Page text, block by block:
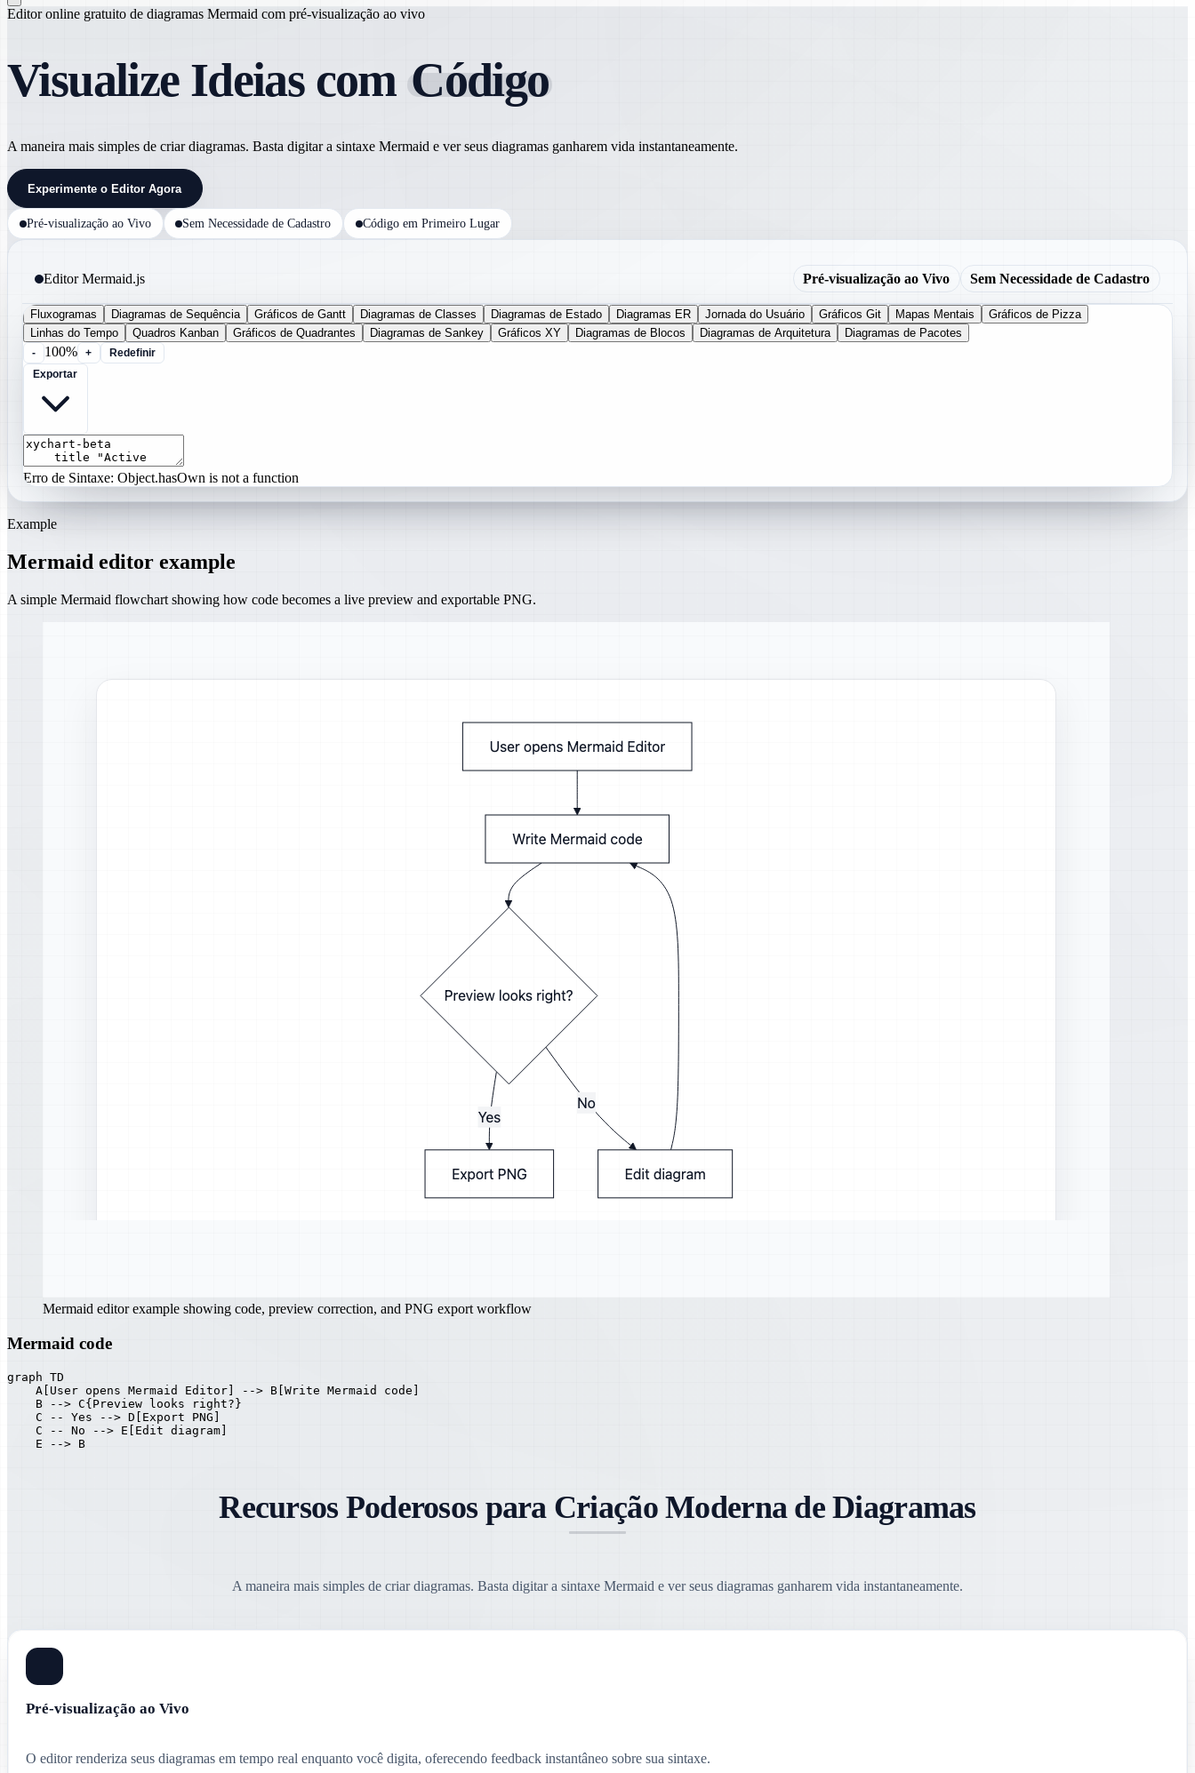
Editor online gratuito de diagramas Mermaid com pré-visualização ao vivo
Visualize Ideias com Código
A maneira mais simples de criar diagramas. Basta digitar a sintaxe Mermaid e ver seus diagramas ganharem vida instantaneamente.
Experimente o Editor Agora
Pré-visualização ao Vivo Sem Necessidade de Cadastro Código em Primeiro Lugar
Editor Mermaid.js Pré-visualização ao Vivo Sem Necessidade de Cadastro
Fluxogramas Diagramas de Sequência Gráficos de Gantt Diagramas de Classes Diagramas de Estado Diagramas ER Jornada do Usuário Gráficos Git Mapas Mentais
Gráficos de Pizza
Linhas do Tempo
Quadros Kanban Gráficos de Quadrantes Diagramas de Sankey Gráficos XY Diagramas de Blocos Diagramas de Arquitetura Diagramas de Pacotes
- 100% +
Redefinir
Erro de Sintaxe: Object.hasOwn is not a function
Example
Mermaid editor example
A simple Mermaid flowchart showing how code becomes a live preview and exportable PNG.
Mermaid editor example showing code, preview correction, and PNG export workflow
Mermaid code
graph TD
    A[User opens Mermaid Editor] --> B[Write Mermaid code]
    B --> C{Preview looks right?}
    C -- Yes --> D[Export PNG]
    C -- No --> E[Edit diagram]
    E --> B
Recursos Poderosos para Criação Moderna de Diagramas
A maneira mais simples de criar diagramas. Basta digitar a sintaxe Mermaid e ver seus diagramas ganharem vida instantaneamente.
Pré-visualização ao Vivo
O editor renderiza seus diagramas em tempo real enquanto você digita, oferecendo feedback instantâneo sobre sua sintaxe.